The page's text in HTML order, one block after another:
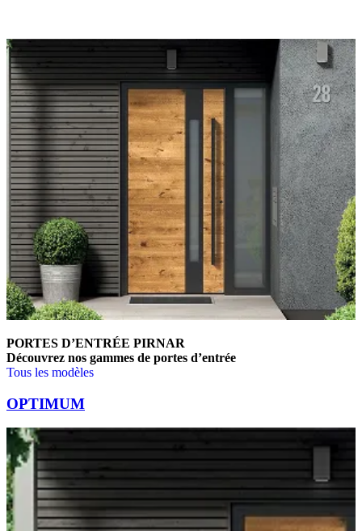
PORTES D’ENTRÉE PIRNAR
Découvrez nos gammes de portes d’entrée
Tous les modèles
OPTIMUM